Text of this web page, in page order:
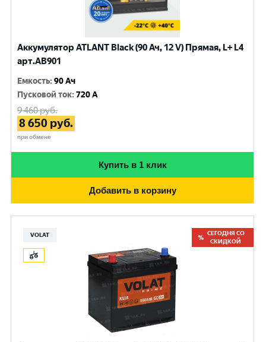
Аккумулятор ATLANT Black (90 Ач, 12 V) Прямая, L+ L4
арт.AB901
Емкость:90 Ач
Пусковой ток:720 A
9 460руб.
8 650 руб.
при обмене
Купить в 1 клик
Добавить в корзину
VOLAT
СЕГОДНЯ СО
СКИДКОЙ